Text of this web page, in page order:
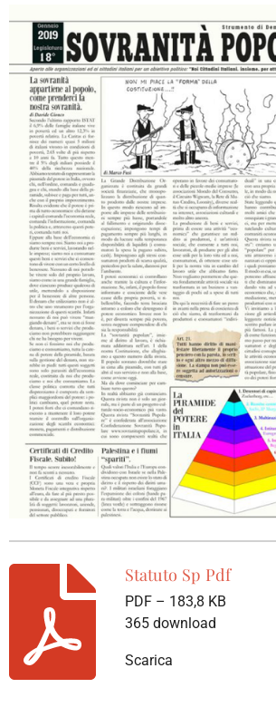
Statuto Sp Pdf
PDF – 183,8 KB
365 download
Scarica